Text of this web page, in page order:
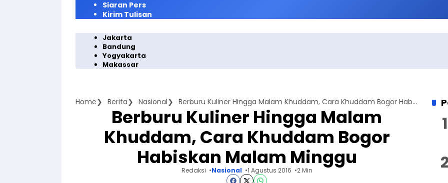
Siaran Pers
Kirim Tulisan
Jakarta
Bandung
Yogyakarta
Makassar
Home Berita Nasional Berburu Kuliner Hingga Malam Khuddam, Cara Khuddam Bogor Habiskan Malam Minggu
Berburu Kuliner Hingga Malam
Khuddam, Cara Khuddam Bogor
Habiskan Malam Minggu
Redaksi Nasional 1 Agustus 2016 2 Min